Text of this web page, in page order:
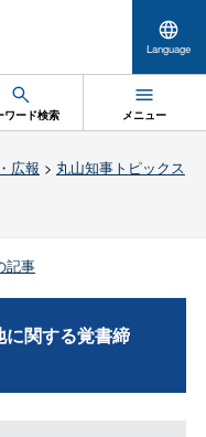
Language
ワード検索 メニュー
広報 > 丸山知事トピックス
記事
に関する覚書締